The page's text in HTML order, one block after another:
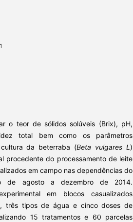
o teor de sólidos solúveis (Brix), pH,
total bem como os parâmetros
da beterraba (Beta vulgares L)
procedente do processamento de leite
em campo nas dependências do
de agosto a dezembro de 2014.
em blocos casualizados
três tipos de água e cinco doses de
15 tratamentos e 60 parcelas